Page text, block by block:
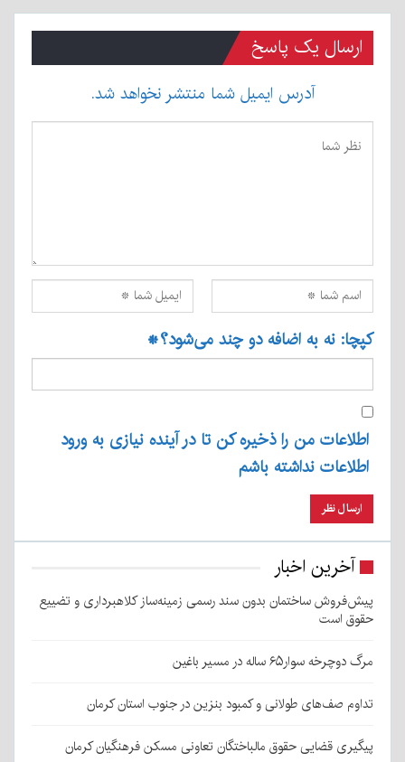
ارسال یک پاسخ
آدرس ایمیل شما منتشر نخواهد شد.
کپچا: نه به اضافه دو چند می‌شود؟*
اطلاعات من را ذخیره کن تا در آینده نیازی به ورود
اطلاعات نداشته باشم
آخرین اخبار
پیش‌فروش ساختمان بدون سند رسمی زمینه‌ساز کلاهبرداری و تضییع
حقوق است
مرگ دوچرخه سوار۶۵ ساله در مسیر باغین
تداوم صف‌های طولانی و کمبود بنزین در جنوب استان کرمان
پیگیری قضایی حقوق مالباختگان تعاونی مسکن فرهنگیان کرمان